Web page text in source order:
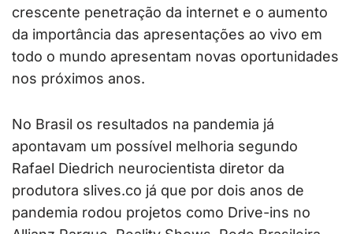
crescente penetração da internet e o aumento
da importância das apresentações ao vivo em
todo o mundo apresentam novas oportunidades
nos próximos anos.
No Brasil os resultados na pandemia já
apontavam um possível melhoria segundo
Rafael Diedrich neurocientista diretor da
produtora slives.co já que por dois anos de
pandemia rodou projetos como Drive-ins no